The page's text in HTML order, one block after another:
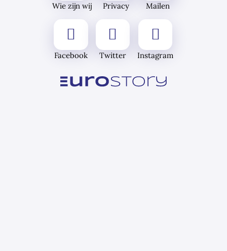
Wie zijn wij Privacy Mailen
Facebook Twitter Instagram